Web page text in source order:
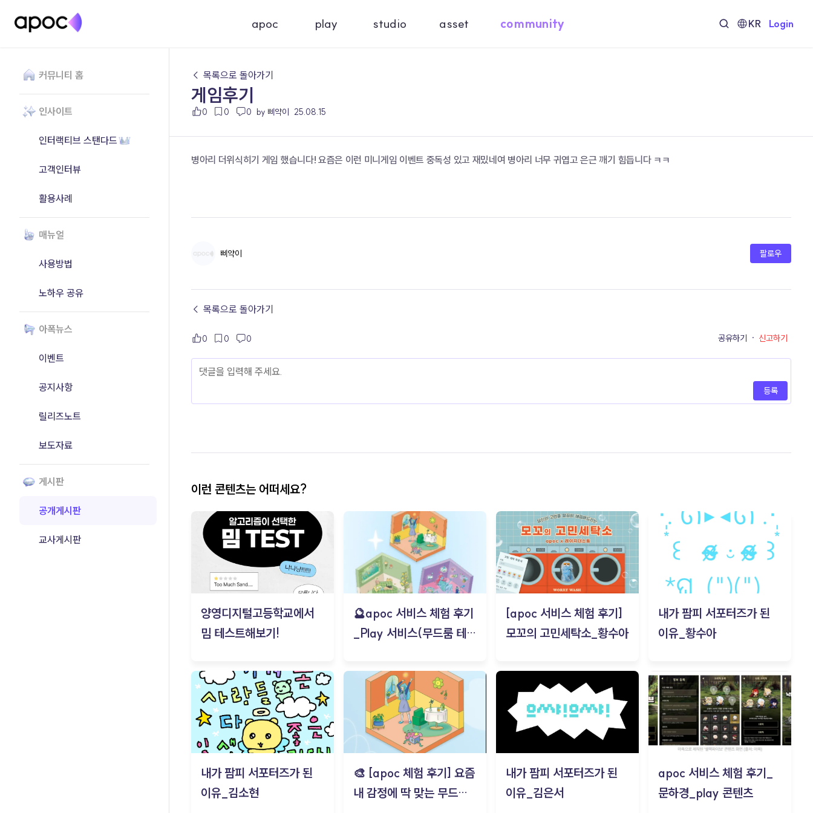
apoc play studio asset community KR Login
커뮤니티 홈
인사이트
인터랙티브 스탠다드
고객인터뷰
활용사례
매뉴얼
사용방법
노하우 공유
아폭뉴스
이벤트
공지사항
릴리즈노트
보도자료
게시판
공개게시판
교사게시판
← 목록으로 돌아가기
게임후기
0 0 0 by 삐약이 25.08.15
병아리 더위식히기 게임 했습니다! 요즘은 이런 미니게임 이벤트 중독성 있고 재밌네여 병아리 너무 귀엽고 은근 깨기 힘듭니다 ㅋㅋ
삐약이 팔로우
← 목록으로 돌아가기
0 0 0 공유하기 · 신고하기
등록
이런 콘텐츠는 어떠세요?
양영디지털고등학교에서
밈 테스트해보기!
🔮apoc 서비스 체험 후기
_Play 서비스(무드룸 테스
[apoc 서비스 체험 후기]
모꼬의 고민세탁소_황수아
내가 팜피 서포터즈가 된
이유_황수아
내가 팜피 서포터즈가 된
이유_김소현
🎨 [apoc 체험 후기] 요즘
내 감정에 딱 맞는 무드룸
내가 팜피 서포터즈가 된
이유_김은서
apoc 서비스 체험 후기_
문하경_play 콘텐츠